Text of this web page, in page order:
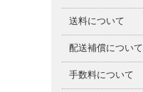
送料について
配送補償について
手数料について